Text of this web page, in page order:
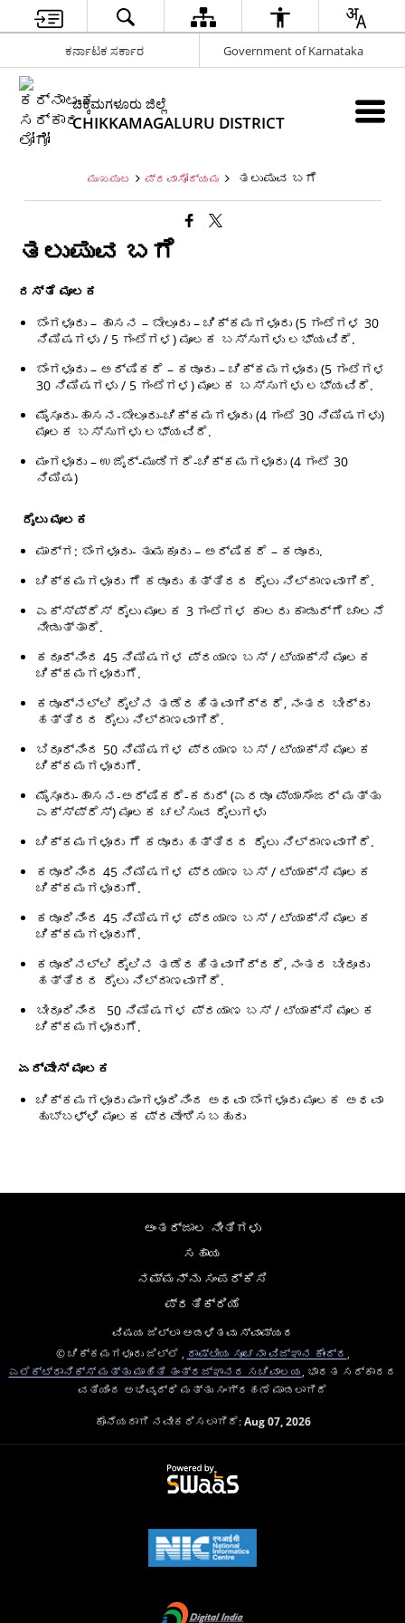
ಕರ್ನಾಟಕ ಸರ್ಕಾರ Government of Karnataka
ಚಿಕ್ಕಮಗಳೂರು ಜಿಲ್ಲೆ
CHIKKAMAGALURU DISTRICT
ಮುಖಪುಟ ಪ್ರವಾಸೋದ್ಯಮ ತಲುಪುವ ಬಗೆ
ತಲುಪುವ ಬಗೆ
ರಸ್ತೆ ಮೂಲಕ
ಬೆಂಗಳೂರು – ಹಾಸನ – ಬೇಲೂರು – ಚಿಕ್ಕಮಗಳೂರು (5 ಗಂಟೆಗಳ 30
ನಿಮಿಷಗಳು / 5 ಗಂಟೆಗಳ) ಮೂಲಕ ಬಸ್ಸುಗಳು ಲಭ್ಯವಿದೆ.
ಬೆಂಗಳೂರು – ಅರ್ಷಿಕರೆ – ಕಡೂರು – ಚಿಕ್ಕಮಗಳೂರು (5 ಗಂಟೆಗಳ
30 ನಿಮಿಷಗಳು / 5 ಗಂಟೆಗಳ) ಮೂಲಕ ಬಸ್ಸುಗಳು ಲಭ್ಯವಿದೆ.
ಮೈಸೂರು-ಹಾಸನ-ಬೇಲೂರು-ಚಿಕ್ಕಮಗಳೂರು (4 ಗಂಟೆ 30 ನಿಮಿಷಗಳು)
ಮೂಲಕ ಬಸ್ಸುಗಳು ಲಭ್ಯವಿದೆ.
ಮಂಗಳೂರು – ಉಜೈರ್-ಮುಡಿಗರೆ-ಚಿಕ್ಕಮಗಳೂರು (4 ಗಂಟೆ 30
ನಿಮಿಷ)
ರೈಲು ಮೂಲಕ
ಮಾರ್ಗ: ಬೆಂಗಳೂರು- ತುಮಕೂರು – ಅರ್ಷಿಕರೆ – ಕಡೂರು.
ಚಿಕ್ಕಮಗಳೂರು ಗೆ ಕಡೂರು ಹತ್ತಿರದ ರೈಲು ನಿಲ್ದಾಣವಾಗಿದೆ.
ಎಕ್ಸ್ಪ್ರೆಸ್ ರೈಲು ಮೂಲಕ 3 ಗಂಟೆಗಳ ಕಾಲರು ಕಾಡುರ್ಗೆ ಚಾಲನೆ
ನೀಡುತ್ತಾರೆ.
ಕದೂರ್ನಿಂದ 45 ನಿಮಿಷಗಳ ಪ್ರಯಾಣ ಬಸ್ / ಟ್ಯಾಕ್ಸಿ ಮೂಲಕ
ಚಿಕ್ಕಮಗಳೂರುಗೆ.
ಕಡೂರ್ನಲ್ಲಿ ರೈಲಿನ ತಡೆರಹಿತವಾಗಿದ್ದರೆ, ನಂತರ ಬೀರ್ರು
ಹತ್ತಿರದ ರೈಲು ನಿಲ್ದಾಣವಾಗಿದೆ.
ಬಿರೂರ್ನಿಂದ 50 ನಿಮಿಷಗಳ ಪ್ರಯಾಣ ಬಸ್ / ಟ್ಯಾಕ್ಸಿ ಮೂಲಕ
ಚಿಕ್ಕಮಗಳೂರುಗೆ.
ಮೈಸೂರು-ಹಾಸನ-ಅರ್ಷಿಕರೆ-ಕದುರ್ (ಎರಡೂ ಪ್ಯಾಸೆಂಜರ್ ಮತ್ತು
ಎಕ್ಸ್ಪ್ರೆಸ್) ಮೂಲಕ ಚಲಿಸುವ ರೈಲುಗಳು
ಚಿಕ್ಕಮಗಳೂರು ಗೆ ಕಡೂರು ಹತ್ತಿರದ ರೈಲು ನಿಲ್ದಾಣವಾಗಿದೆ.
ಕಡೂರಿನಿಂದ 45 ನಿಮಿಷಗಳ ಪ್ರಯಾಣ ಬಸ್ / ಟ್ಯಾಕ್ಸಿ ಮೂಲಕ
ಚಿಕ್ಕಮಗಳೂರುಗೆ.
ಕಡೂರಿನಿಂದ 45 ನಿಮಿಷಗಳ ಪ್ರಯಾಣ ಬಸ್ / ಟ್ಯಾಕ್ಸಿ ಮೂಲಕ
ಚಿಕ್ಕಮಗಳೂರುಗೆ.
ಕಡೂರಿನಲ್ಲಿ ರೈಲಿನ ತಡೆರಹಿತವಾಗಿದ್ದರೆ, ನಂತರ ಬೀರೂರು
ಹತ್ತಿರದ ರೈಲು ನಿಲ್ದಾಣವಾಗಿದೆ.
ಬೀರೂರಿನಿಂದ 50 ನಿಮಿಷಗಳ ಪ್ರಯಾಣ ಬಸ್ / ಟ್ಯಾಕ್ಸಿ ಮೂಲಕ
ಚಿಕ್ಕಮಗಳೂರುಗೆ.
ಏರ್ವೇಸ್ ಮೂಲಕ
ಚಿಕ್ಕಮಗಳೂರು ಮಂಗಳೂರಿನಿಂದ ಅಥವಾ ಬೆಂಗಳೂರು ಮೂಲಕ ಅಥವಾ
ಹುಬ್ಬಳ್ಳಿ ಮೂಲಕ ಪ್ರವೇಶಿಸಬಹುದು
ಅಂತರ್ಜಾಲ ನೀತಿಗಳು
ಸಹಾಯ
ನಮ್ಮನ್ನು ಸಂಪರ್ಕಿಸಿ
ಪ್ರತಿಕ್ರಿಯೆ
ವಿಷಯ ಜಿಲ್ಲಾ ಆಡಳಿತವು ಸ್ವಾಮ್ಯದ
© ಚಿಕ್ಕಮಗಳೂರು ಜಿಲ್ಲೆ ,
ರಾಷ್ಟೀಯ ಸೂಚನಾ ವಿಜ್ಞಾನ ಕೇಂದ್ರ
ಎಲೆಕ್ಟ್ರಾನಿಕ್ಸ್ ಮತ್ತು ಮಾಹಿತಿ ತಂತ್ರಜ್ಞಾನದ ಸಚಿವಾಲಯ , ಭಾರತ ಸರ್ಕಾರದ
ವತಿಯಿಂದ ಅಭಿವೃದ್ಧಿ ಮತ್ತು ಸಂಗ್ರಹಣೆ ಮಾಡಲಾಗಿದೆ
ಕೊನೆಯದಾಗಿ ನವೀಕರಿಸಲಾಗಿದೆ:Aug 07, 2026